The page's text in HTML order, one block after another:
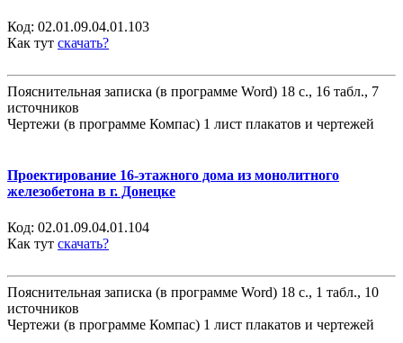
Код: 02.01.09.04.01.103
Как тут скачать?
Пояснительная записка (в программе Word) 18 с., 16 табл., 7
источников
Чертежи (в программе Компас) 1 лист плакатов и чертежей
Проектирование 16-этажного дома из монолитного
железобетона в г. Донецке
Код: 02.01.09.04.01.104
Как тут скачать?
Пояснительная записка (в программе Word) 18 с., 1 табл., 10
источников
Чертежи (в программе Компас) 1 лист плакатов и чертежей